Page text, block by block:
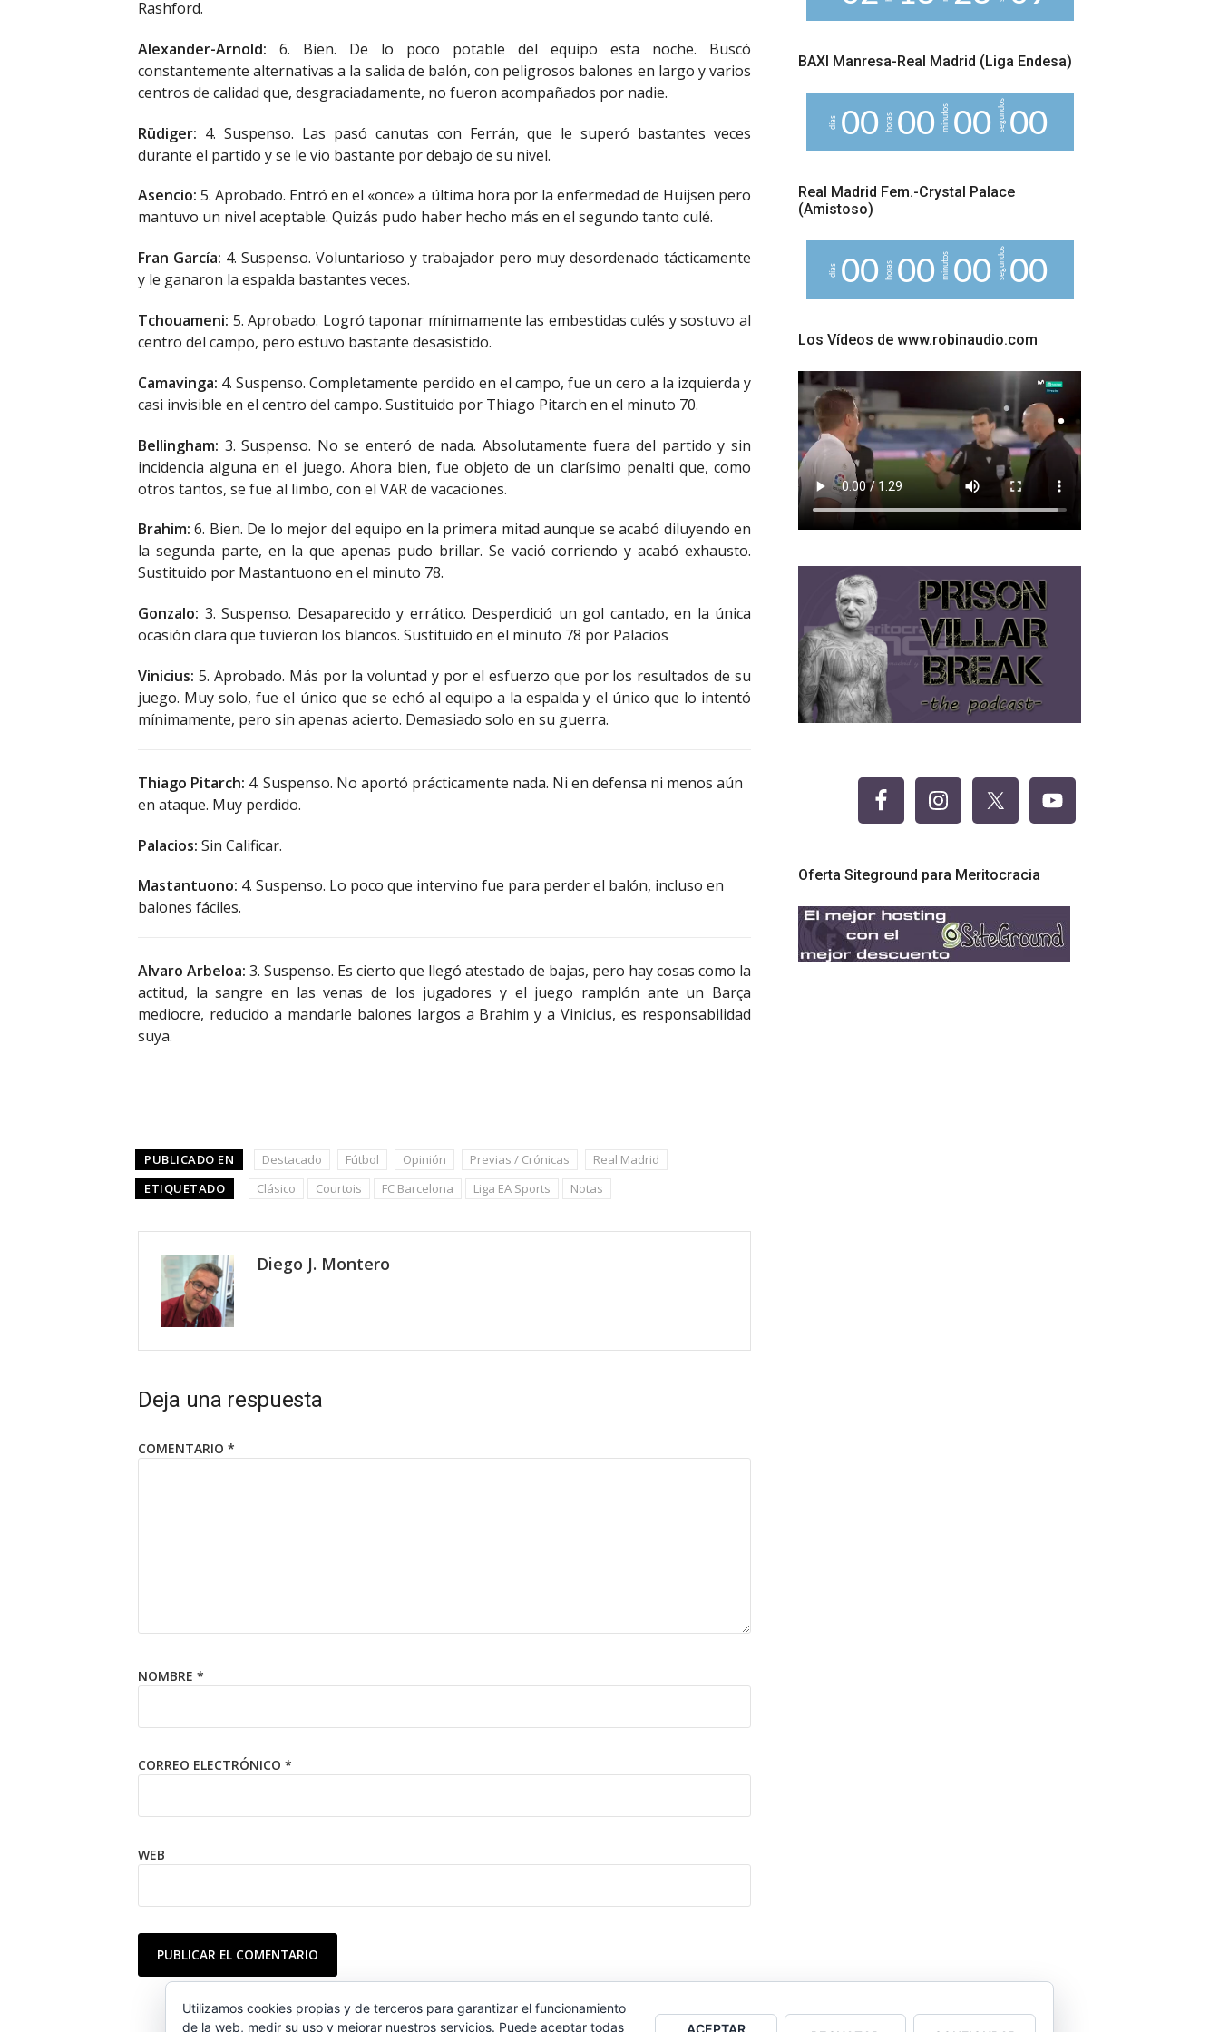
Rashford.
Alexander-Arnold: 6. Bien. De lo poco potable del equipo esta noche. Buscó
constantemente alternativas a la salida de balón, con peligrosos balones en largo y varios
centros de calidad que, desgraciadamente, no fueron acompañados por nadie.
Rüdiger: 4. Suspenso. Las pasó canutas con Ferrán, que le superó bastantes veces
durante el partido y se le vio bastante por debajo de su nivel.
Asencio: 5. Aprobado. Entró en el «once» a última hora por la enfermedad de Huijsen pero
mantuvo un nivel aceptable. Quizás pudo haber hecho más en el segundo tanto culé.
Fran García: 4. Suspenso. Voluntarioso y trabajador pero muy desordenado tácticamente
y le ganaron la espalda bastantes veces.
Tchouameni: 5. Aprobado. Logró taponar mínimamente las embestidas culés y sostuvo al
centro del campo, pero estuvo bastante desasistido.
Camavinga: 4. Suspenso. Completamente perdido en el campo, fue un cero a la izquierda y
casi invisible en el centro del campo. Sustituido por Thiago Pitarch en el minuto 70.
Bellingham: 3. Suspenso. No se enteró de nada. Absolutamente fuera del partido y sin
incidencia alguna en el juego. Ahora bien, fue objeto de un clarísimo penalti que, como
otros tantos, se fue al limbo, con el VAR de vacaciones.
Brahim: 6. Bien. De lo mejor del equipo en la primera mitad aunque se acabó diluyendo en
la segunda parte, en la que apenas pudo brillar. Se vació corriendo y acabó exhausto.
Sustituido por Mastantuono en el minuto 78.
Gonzalo: 3. Suspenso. Desaparecido y errático. Desperdició un gol cantado, en la única
ocasión clara que tuvieron los blancos. Sustituido en el minuto 78 por Palacios
Vinicius: 5. Aprobado. Más por la voluntad y por el esfuerzo que por los resultados de su
juego. Muy solo, fue el único que se echó al equipo a la espalda y el único que lo intentó
mínimamente, pero sin apenas acierto. Demasiado solo en su guerra.
Thiago Pitarch: 4. Suspenso. No aportó prácticamente nada. Ni en defensa ni menos aún
en ataque. Muy perdido.
Palacios: Sin Calificar.
Mastantuono: 4. Suspenso. Lo poco que intervino fue para perder el balón, incluso en
balones fáciles.
Alvaro Arbeloa: 3. Suspenso. Es cierto que llegó atestado de bajas, pero hay cosas como la
actitud, la sangre en las venas de los jugadores y el juego ramplón ante un Barça
mediocre, reducido a mandarle balones largos a Brahim y a Vinicius, es responsabilidad
suya.
PUBLICADO EN Destacado Fútbol Opinión Previas / Crónicas
Real Madrid
ETIQUETADO
Clásico Courtois FC Barcelona Liga EA Sports Notas
Diego J. Montero
Deja una respuesta
COMENTARIO *
NOMBRE *
CORREO ELECTRÓNICO *
WEB
9
BAXI Manresa-Real Madrid (Liga Endesa)
días 00 horas 00 minutos 00segundos00
Real Madrid Fem.-Crystal Palace
(Amistoso)
días 00 horas 00 minutos 00segundos00
Los Vídeos de www.robinaudio.com
Oferta Siteground para Meritocracia
Utilizamos cookies propias y de terceros para garantizar el funcionamiento
de la web, medir su uso y mejorar nuestros servicios. Puede aceptar todas
ACEPTAR